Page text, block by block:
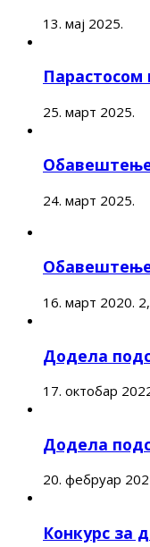
13. мај 2025.
25. март 2025.
24. март 2025.
16. март 2020.
Додела
17. октобар
Додела
20. фебруар
Конкурс за